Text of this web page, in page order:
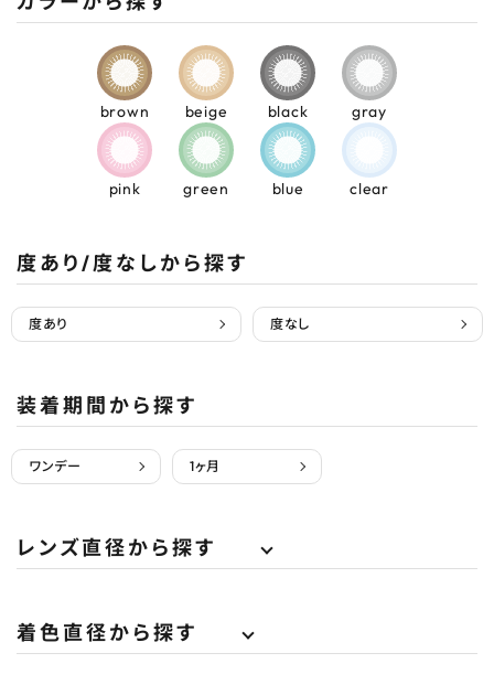
brown beige black gray
pink green blue clear
度あり/度なしから探す
度あり 度なし
装着期間から探す
ワンデー 1ヶ月
レンズ直径から探す
着色直径から探す